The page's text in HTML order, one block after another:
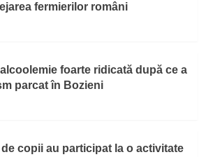
fermierilor români
foarte ridicată după ce a
parcat în Bozieni
copii au participat la o activitate